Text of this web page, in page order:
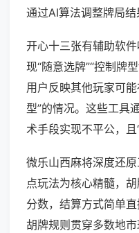
通过AI算法调整牌局结
开心十三张有辅助软
现“随意选牌”“控制牌
用户反映其他玩家可
型”的情况。这些工具
术手段实现不平公，且
微乐山西麻将深度还
点玩法为核心精髓，
分数，结算方式简单
胡牌规则贯穿多数地